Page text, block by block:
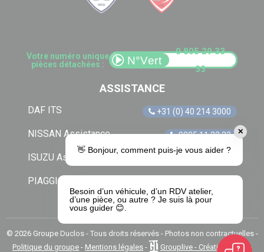
Votre numéro unique
pièces détachées :
0 805 29 33
33
ASSISTANCE
DAF ITS +31 (0) 40 214 3000
NISSAN Assistance 0805 11 22 33
ISUZU Assistance
PIAGGIO Assistance
© 2026 Groupe Duclos - Tous droits réservés - Photos non contractuelles -
Politique du groupe - Mentions légales - Grouplive - Création de site
✕
👋 Bonjour, comment puis-je vous aider ?
Besoin d’un véhicule, d’un RDV atelier,
d’une pièce, ou autre ? Je suis là pour
vous guider 😊.